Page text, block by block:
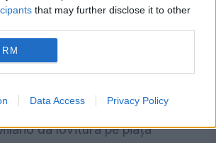
that may further disclose it to other
Data Access Privacy Policy
SPORT
dă lovitura pe piața